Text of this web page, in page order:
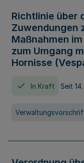
Richtlinie über
Zuwendungen
Maßnahmen
zum Umgang
Hornisse
In Kraft Seit